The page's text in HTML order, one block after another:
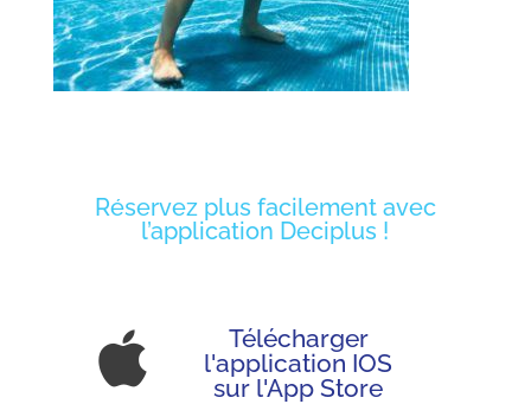
Réservez plus facilement avec
l’application Deciplus !

Télécharger
l'application IOS
sur l'App Store